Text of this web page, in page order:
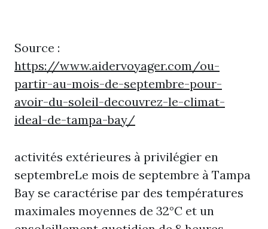
Source :
https://www.aidervoyager.com/ou-
partir-au-mois-de-septembre-pour-
avoir-du-soleil-decouvrez-le-climat-
ideal-de-tampa-bay/
activités extérieures à privilégier en
septembreLe mois de septembre à Tampa
Bay se caractérise par des températures
maximales moyennes de 32°C et un